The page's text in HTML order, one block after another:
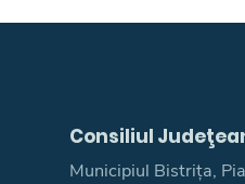
Consiliul
Municipiul Bistrița,